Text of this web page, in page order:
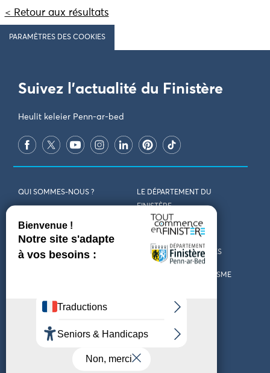
< Retour aux résultats
PARAMÈTRES DES COOKIES
Suivez l'actualité du Finistère
Heulit keleier Penn-ar-bed
QUI SOMMES-NOUS ?
LE DÉPARTEMENT DU
FINISTÈRE
REJOIGNEZ-NOUS VENIR EN FINISTÈRE
CONTACT CARTES ET BROCHURES
LES OFFICES DE TOURISME
D’ACCESSIBILITÉ